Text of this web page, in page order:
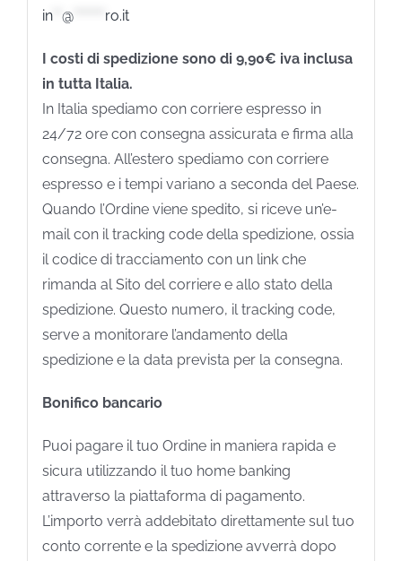
in** @******* ro.it
I costi di spedizione sono di 9,90€ iva inclusa
in tutta Italia.
In Italia spediamo con corriere espresso in
24/72 ore con consegna assicurata e firma alla
consegna. All’estero spediamo con corriere
espresso e i tempi variano a seconda del Paese.
Quando l’Ordine viene spedito, si riceve un’e-
mail con il tracking code della spedizione, ossia
il codice di tracciamento con un link che
rimanda al Sito del corriere e allo stato della
spedizione. Questo numero, il tracking code,
serve a monitorare l’andamento della
spedizione e la data prevista per la consegna.
Bonifico bancario
Puoi pagare il tuo Ordine in maniera rapida e
sicura utilizzando il tuo home banking
attraverso la piattaforma di pagamento.
L’importo verrà addebitato direttamente sul tuo
conto corrente e la spedizione avverrà dopo